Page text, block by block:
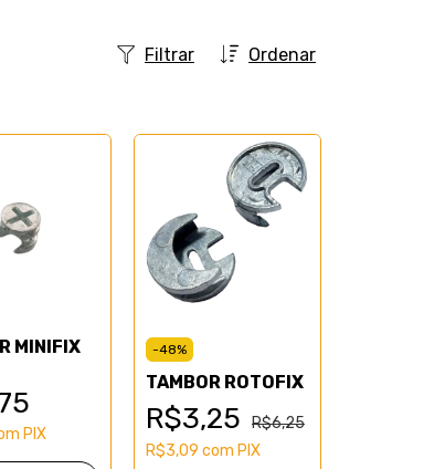
Ordenar
Filtrar
MINIFIX
PIX
-48%
TAMBOR ROTOFIX
R$3,25
R$6,25
R$3,09 com PIX